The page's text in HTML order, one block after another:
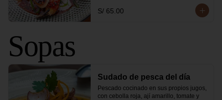
S/ 65.00
Sopas
Sudado de pesca del día
Pescado cocinado en sus propios jugos,
con cebolla roja, ají amarillo, tomate y